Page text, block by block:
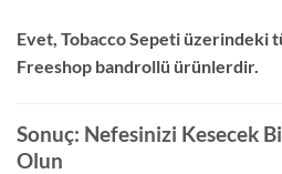
Evet, Tobacco Sepeti üzerindeki
Freeshop bandrollü ürünlerdir.
Sonuç: Nefesinizi Kesecek
Olun